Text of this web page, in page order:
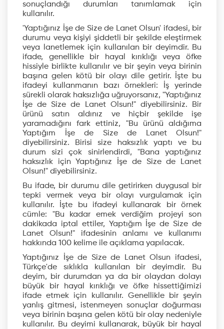
sonuçlandığı durumları tanımlamak için
kullanılır.
'Yaptığınız İşe de Size de Lanet Olsun' ifadesi, bir
durumu veya kişiyi şiddetli bir şekilde eleştirmek
veya lanetlemek için kullanılan bir deyimdir. Bu
ifade, genellikle bir hayal kırıklığı veya öfke
hissiyle birlikte kullanılır ve bir şeyin veya birinin
başına gelen kötü bir olayı dile getirir. İşte bu
ifadeyi kullanmanın bazı örnekleri: İş yerinde
sürekli olarak haksızlığa uğruyorsanız, "Yaptığınız
İşe de Size de Lanet Olsun!" diyebilirsiniz. Bir
ürünü satın aldınız ve hiçbir şekilde işe
yaramadığını fark ettiniz, "Bu ürünü aldığıma
Yaptığım İşe de Size de Lanet Olsun!"
diyebilirsiniz. Birisi size haksızlık yaptı ve bu
durum sizi çok sinirlendirdi, "Bana yaptığınız
haksızlık için Yaptığınız İşe de Size de Lanet
Olsun!" diyebilirsiniz.
Bu ifade, bir durumu dile getirirken duygusal bir
tepki vermek veya bir olayı vurgulamak için
kullanılır. İşte bu ifadeyi kullanarak bir örnek
cümle: "Bu kadar emek verdiğim projeyi son
dakikada iptal ettiler, Yaptığım İşe de Size de
Lanet Olsun!" ifadesinin anlamı ve kullanımı
hakkında 100 kelime ile açıklama yapılacak.
Yaptığınız İşe de Size de Lanet Olsun ifadesi,
Türkçe'de sıklıkla kullanılan bir deyimdir. Bu
deyim, bir durumdan ya da bir olaydan dolayı
büyük bir hayal kırıklığı ve öfke hissettiğimizi
ifade etmek için kullanılır. Genellikle bir şeyin
yanlış gitmesi, istenmeyen sonuçlar doğurması
veya birinin başına gelen kötü bir olay nedeniyle
kullanılır. Bu deyimi kullanarak, büyük bir hayal